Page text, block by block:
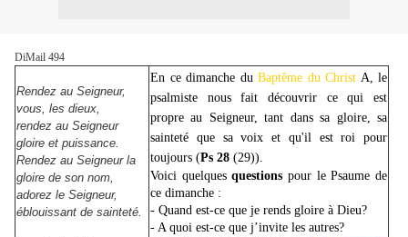
DiMail 494
Rendez au Seigneur,
vous, les dieux,
rendez au Seigneur
gloire et puissance.
Rendez au Seigneur la
gloire de son nom,
adorez le Seigneur,
éblouissant de sainteté.
En ce dimanche du Baptême du Christ A, le
psalmiste nous fait découvrir ce qui est
propre au Seigneur, tant dans sa gloire, sa
sainteté que sa voix et qu'il est roi pour
toujours (Ps 28 (29)).
Voici quelquesquestionspour le Psaume de
ce dimanche :
- Quand est-ce que je rends gloire à Dieu?
- A quoi est-ce que j’invite les autres?